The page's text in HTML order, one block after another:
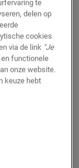
je stijl en
te
delen op
cookies
via de link "Je
functionele
onze website.
keuze hebt